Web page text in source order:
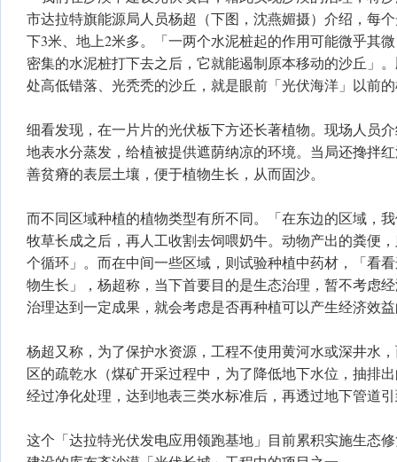
市达拉特旗能源局人员杨超（下图，沈燕媚摄）介绍，每
下3米、地上2米多。「一两个水泥桩起的作用可能微乎其
密集的水泥桩打下去之后，它就能遏制原本移动的沙丘」
处高低错落、光秃秃的沙丘，就是眼前「光伏海洋」以前
细看发现，在一片片的光伏板下方还长著植物。现场人员
地表水分蒸发，给植被提供遮荫纳凉的环境。当局还搀拌
善贫瘠的表层土壤，便于植物生长，从而固沙。
而不同区域种植的植物类型有所不同。「在东边的区域，
牧草长成之后，再人工收割去饲喂奶牛。动物产出的粪便
个循环」。而在中间一些区域，则试验种植中药材，「看
物生长」，杨超称，当下首要目的是生态治理，暂不考虑
治理达到一定成果，就会考虑是否再种植可以产生经济效
杨超又称，为了保护水资源，工程不使用黄河水或深井水
区的疏乾水（煤矿开采过程中，为了降低地下水位，抽排
经过净化处理，达到地表三类水标准后，再透过地下管道
这个「达拉特光伏发电应用领跑基地」目前累积实施生态